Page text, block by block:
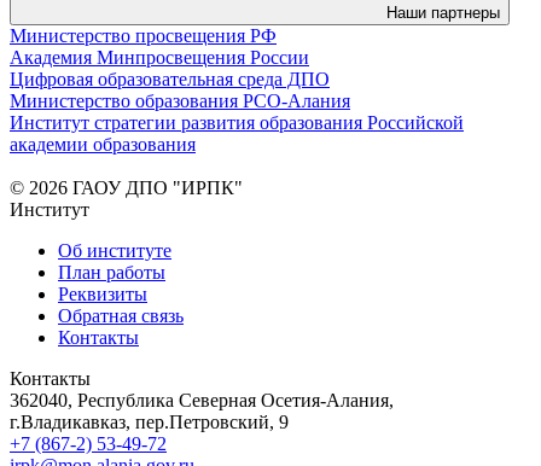
Наши партнеры
Министерство просвещения РФ
Академия Минпросвещения России
Цифровая образовательная среда ДПО
Министерство образования РСО-Алания
Институт стратегии развития образования Российской
академии образования
© 2026 ГАОУ ДПО "ИРПК"
Институт
Об институте
План работы
Реквизиты
Обратная связь
Контакты
Контакты
362040, Республика Северная Осетия-Алания,
г.Владикавказ, пер.Петровский, 9
+7 (867-2) 53-49-72